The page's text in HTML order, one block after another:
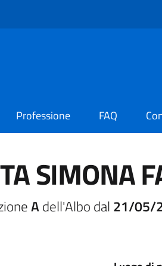
Professione FAQ
SIMONA
Adell'Albo dal 21/05/